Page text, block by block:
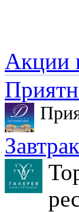
Акции